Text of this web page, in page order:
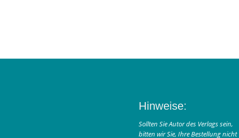
Hinweise:
Sollten Sie Autor des Verlags sein,
bitten wir Sie, Ihre Bestellung nicht